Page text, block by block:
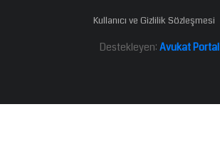
Kullanıcı ve Gizlilik Sözleşmesi
Destekleyen: Avukat Portal